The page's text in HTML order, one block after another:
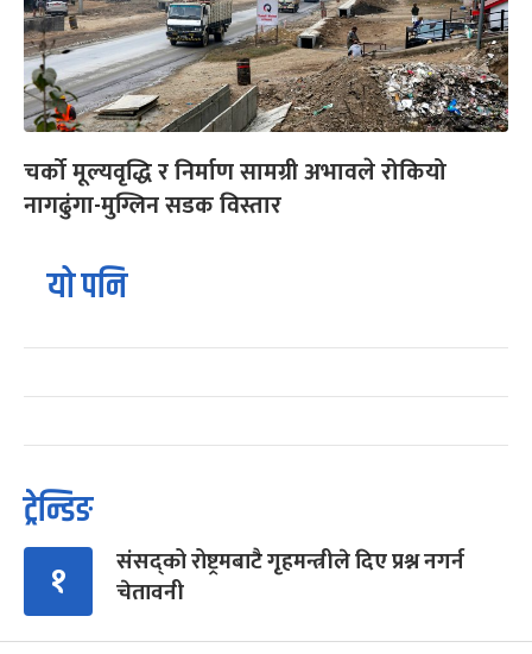
चर्को मूल्यवृद्धि र निर्माण सामग्री अभावले रोकियो
नागढुंगा-मुग्लिन सडक विस्तार
यो पनि
ट्रेन्डिङ
१
संसद्को रोष्ट्रमबाटै गृहमन्त्रीले दिए प्रश्न नगर्न
चेतावनी